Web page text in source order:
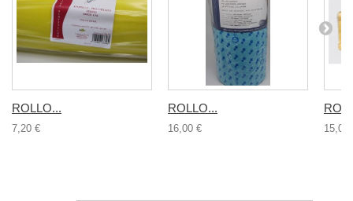
ROLLO...
7,20 €
ROLLO...
16,00 € 15,00